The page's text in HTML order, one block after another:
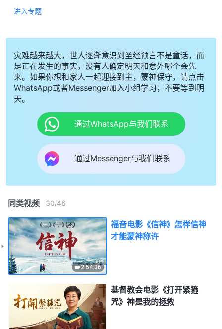
进入专题
灾难越来越大，世人逐渐意识到圣经预言不是童话，而
是正在发生的事实，没有人确定明天和意外哪个会先
来。如果你想和家人一起迎接到主，蒙神保守，请点击
WhatsApp或者Messenger加入小组学习，不要等到明
天。
通过WhatsApp与我们联系
通过Messenger与我们联系
同类视频 30/46
2:54:36
福音电影《信神》怎样信神
才能蒙神称许
基督教会电影《打开紧箍
咒》神是我的拯救